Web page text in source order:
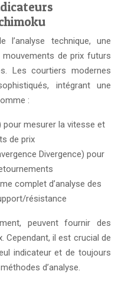
technique, une
de prix futurs
Les courtiers modernes
intégrant une
:
pour mesurer la vitesse et
de prix
Divergence) pour
complet d’analyse des
résistance
peuvent fournir des
Cependant, il est crucial de
indicateur et de toujours
d’analyse.